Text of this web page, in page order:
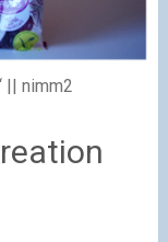
|| nimm2